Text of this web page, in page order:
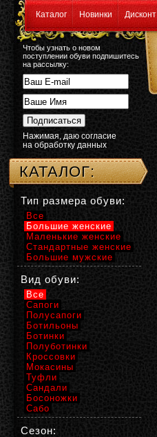
Каталог Новинки Дисконт
Чтобы узнать о новом
поступлении обуви подпишитесь
на рассылку:
Нажимая, даю согласие
на обработку данных
КАТАЛОГ:
Тип размера обуви:
Все
Большие женские
Маленькие женские
Стандартные женские
Большие мужские
Вид обуви:
Все
Сапоги
Полусапоги
Ботильоны
Ботинки
Полуботинки
Кроссовки
Мокасины
Туфли
Сандали
Босоножки
Сабо
Сезон: